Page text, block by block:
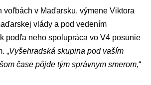
voľbách v Maďarsku, výmene Viktora
vlády a pod vedením
podľa neho spolupráca vo V4 posunie
„Vyšehradská skupina pod vaším
čase pôjde tým správnym smerom,“